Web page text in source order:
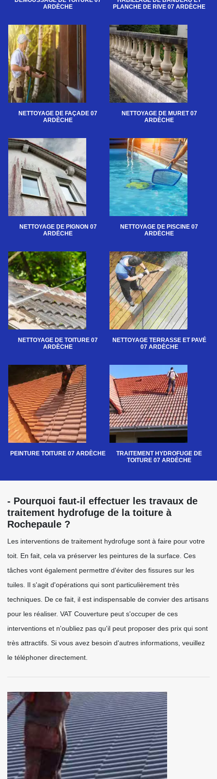
ARDÈCHE
PLANCHE DE RIVE 07 ARDÈCHE
NETTOYAGE DE FAÇADE 07
ARDÈCHE
NETTOYAGE DE MURET 07
ARDÈCHE
NETTOYAGE DE PIGNON 07
ARDÈCHE
NETTOYAGE DE PISCINE 07
ARDÈCHE
NETTOYAGE DE TOITURE 07
ARDÈCHE
NETTOYAGE TERRASSE ET PAVÉ
07 ARDÈCHE
PEINTURE TOITURE 07 ARDÈCHE
TRAITEMENT HYDROFUGE DE
TOITURE 07 ARDÈCHE
- Pourquoi faut-il effectuer les travaux de
traitement hydrofuge de la toiture à
Rochepaule ?
Les interventions de traitement hydrofuge sont à faire pour votre
toit. En fait, cela va préserver les peintures de la surface. Ces
tâches vont également permettre d'éviter des fissures sur les
tuiles. Il s'agit d'opérations qui sont particulièrement très
techniques. De ce fait, il est indispensable de convier des artisans
pour les réaliser. VAT Couverture peut s'occuper de ces
interventions et n'oubliez pas qu'il peut proposer des prix qui sont
très attractifs. Si vous avez besoin d'autres informations, veuillez
le téléphoner directement.